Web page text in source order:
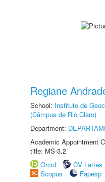
Regiane
School: Instituto de
(Câmpus de Rio Claro)
Department:
Academic Appointment
title: MS-3.2
Orcid
CV Lattes
Scopus
Fapesp